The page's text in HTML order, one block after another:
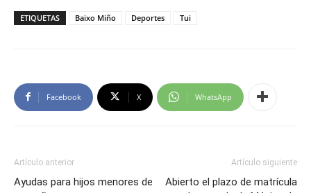
ETIQUETAS Baixo Miño Deportes Tui
Facebook X WhatsApp
Artículo anterior
Ayudas para hijos menores de
Artículo siguiente
Abierto el plazo de matrícula